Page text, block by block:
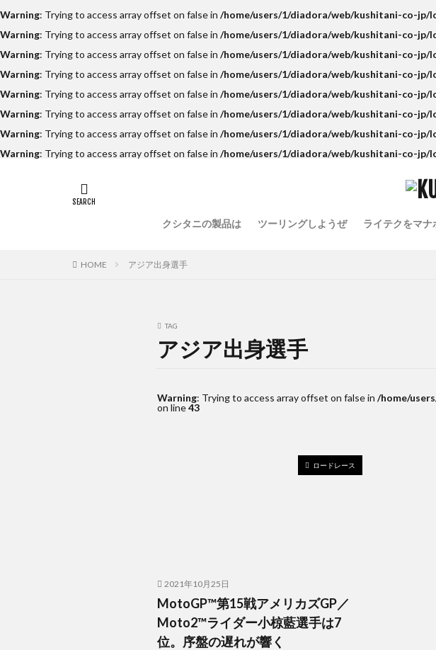
Warning: Trying to access array offset on false in /home/users/1/diadora/web/kushitani-co-
Warning: Trying to access array offset on false in /home/users/1/diadora/web/kushitani-co-
Warning: Trying to access array offset on false in /home/users/1/diadora/web/kushitani-co-
Warning: Trying to access array offset on false in /home/users/1/diadora/web/kushitani-co-
Warning: Trying to access array offset on false in /home/users/1/diadora/web/kushitani-co-
Warning: Trying to access array offset on false in /home/users/1/diadora/web/kushitani-co-
Warning: Trying to access array offset on false in /home/users/1/diadora/web/kushitani-co-
Warning: Trying to access array offset on false in /home/users/1/diadora/web/kushitani-co-
クシタニの製品は ツーリングしようぜ ライテクをマナ
HOME アジア出身選手
TAG
アジア出身選手
Warning: Trying to access array offset on false in /home/
on line43
ロードレース
2021年10月25日
MotoGP™第15戦アメリカズGP／
Moto2™ライダー小椋藍選手は7
位。序盤の遅れが響く